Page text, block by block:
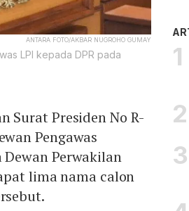
ANTARA FOTO/AKBAR NUGROHO GUMAY
LPI kepada DPR pada
Surat Presiden No R-
Pengawas
Dewan Perwakilan
lima nama calon